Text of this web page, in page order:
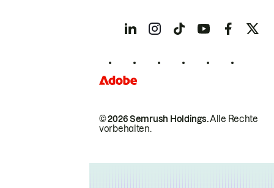
© 2026 Semrush Holdings.Alle Rechte
vorbehalten.